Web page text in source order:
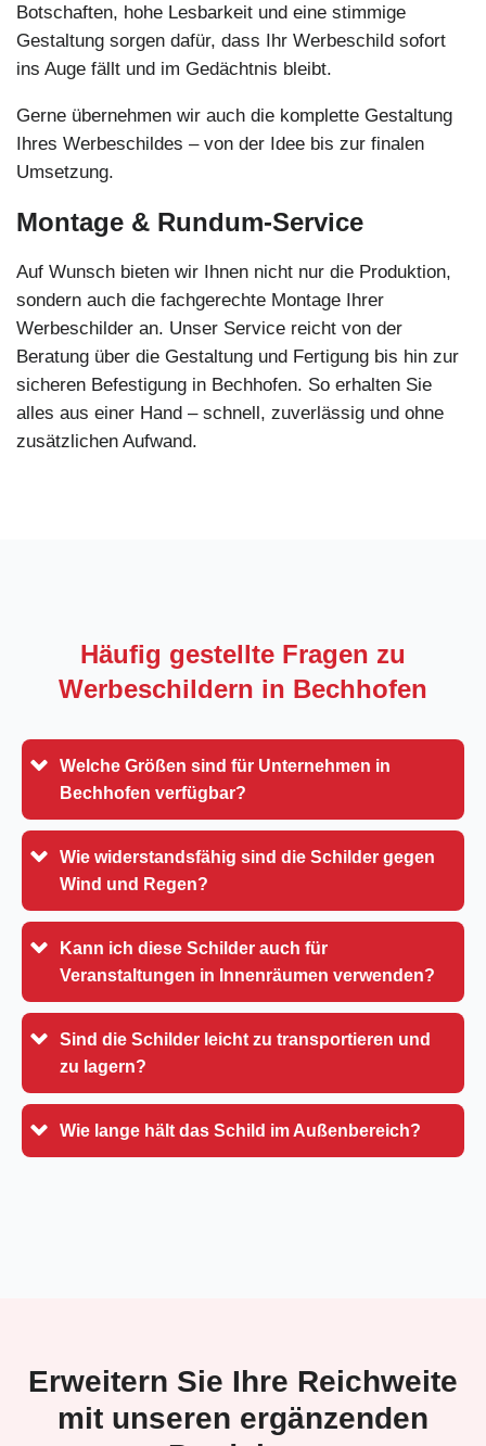
Botschaften, hohe Lesbarkeit und eine stimmige
Gestaltung sorgen dafür, dass Ihr Werbeschild sofort
ins Auge fällt und im Gedächtnis bleibt.
Gerne übernehmen wir auch die komplette Gestaltung
Ihres Werbeschildes – von der Idee bis zur finalen
Umsetzung.
Montage & Rundum-Service
Auf Wunsch bieten wir Ihnen nicht nur die Produktion,
sondern auch die fachgerechte Montage Ihrer
Werbeschilder an. Unser Service reicht von der
Beratung über die Gestaltung und Fertigung bis hin zur
sicheren Befestigung in Bechhofen. So erhalten Sie
alles aus einer Hand – schnell, zuverlässig und ohne
zusätzlichen Aufwand.
Häufig gestellte Fragen zu
Werbeschildern in Bechhofen
Welche Größen sind für Unternehmen in
Bechhofen verfügbar?
Wie widerstandsfähig sind die Schilder gegen
Wind und Regen?
Kann ich diese Schilder auch für
Veranstaltungen in Innenräumen verwenden?
Sind die Schilder leicht zu transportieren und
zu lagern?
Wie lange hält das Schild im Außenbereich?
Erweitern Sie Ihre Reichweite
mit unseren ergänzenden